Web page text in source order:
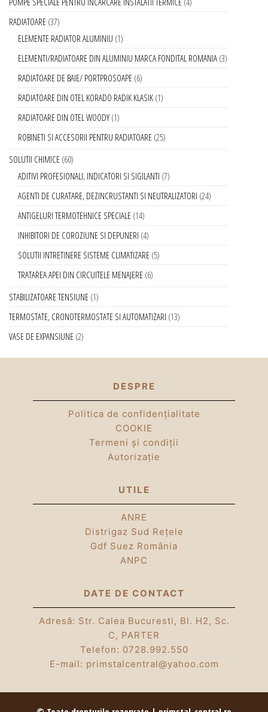
RADIATOARE 37
ELEMENTE RADIATOR ALUMINIU 1
ELEMENTI/RADIATOARE DIN ALUMINIU MARCA FONDITAL ROMANIA 3
RADIATOARE DE BAIE/ PORTPROSOAPE 6
RADIATOARE DIN OTEL KORADO RADIK KLASIK 1
RADIATOARE DIN OTEL WOODY 1
ROBINETI SI ACCESORII PENTRU RADIATOARE 25
SOLUTII CHIMICE 60
ADITIVI PROFESIONALI, INDICATORI SI SIGILANTI 7
AGENTI DE CURATARE, DEZINCRUSTANTI SI NEUTRALIZATORI 24
ANTIGELURI TERMOTEHNICE SPECIALE 14
INHIBITORI DE COROZIUNE SI DEPUNERI 4
SOLUTII INTRETINERE SISTEME CLIMATIZARE 5
TRATAREA APEI DIN CIRCUITELE MENAJERE 6
STABILIZATOARE TENSIUNE 1
TERMOSTATE, CRONOTERMOSTATE SI AUTOMATIZARI 13
VASE DE EXPANSIUNE 2
DESPRE
Politica de confidențialitate
COOKIE
Termeni și condiții
Autorizație
UTILE
ANRE
Distrigaz Sud Rețele
Gdf Suez România
ANPC
DATE DE CONTACT
Adresă: Str. Calea Bucuresti, Bl. H2, Sc.
C, PARTER
Telefon: 0728.992.550
E-mail: primstalcentral@yahoo.com